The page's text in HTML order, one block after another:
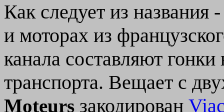
Как следует из названия
и моторах из
канала составляют
транспорта. Вещает с
Moteurs закодирован